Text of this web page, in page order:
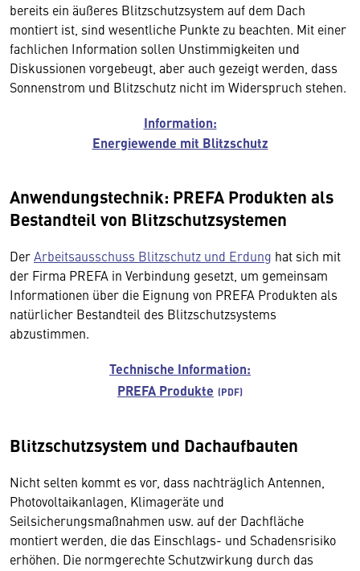
bereits ein äußeres Blitzschutzsystem auf dem Dach
montiert ist, sind wesentliche Punkte zu beachten. Mit einer
fachlichen Information sollen Unstimmigkeiten und
Diskussionen vorgebeugt, aber auch gezeigt werden, dass
Sonnenstrom und Blitzschutz nicht im Widerspruch stehen.
Information:
Energiewende mit Blitzschutz
Anwendungstechnik: PREFA Produkten als
Bestandteil von Blitzschutzsystemen
DerArbeitsausschuss Blitzschutz und Erdung hat sich mit
der Firma PREFA in Verbindung gesetzt, um gemeinsam
Informationen über die Eignung von PREFA Produkten als
natürlicher Bestandteil des Blitzschutzsystems
abzustimmen.
Technische Information:
PREFA Produkte
Blitzschutzsystem und Dachaufbauten
Nicht selten kommt es vor, dass nachträglich Antennen,
Photovoltaikanlagen, Klimageräte und
Seilsicherungsmaßnahmen usw. auf der Dachfläche
montiert werden, die das Einschlags- und Schadensrisiko
erhöhen. Die normgerechte Schutzwirkung durch das